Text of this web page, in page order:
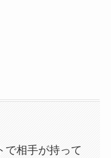
で相手が持って